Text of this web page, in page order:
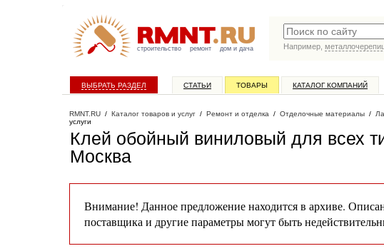
строительство ремонт дом и дача
Например,
ВЫБРАТЬ РАЗДЕЛ СТАТЬИ ТОВАРЫ КАТАЛОГ КОМПАНИЙ
RMNT.RU / Каталог товаров и услуг / Ремонт и отделка / Отделочные материалы /
услуги
Клей обойный виниловый для всех
Москва
Внимание! Данное предложение находится в архиве.
поставщика и другие параметры могут быть